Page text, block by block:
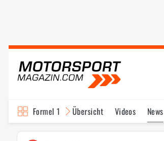
Formel 1 Übersicht Videos News
Fahrer & Teams
Bilder